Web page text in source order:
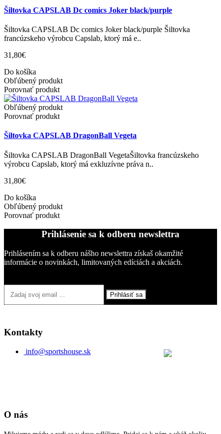
Šiltovka CAPSLAB Dc comics Joker black/purple
Šiltovka CAPSLAB Dc comics Joker black/purple Šiltovka
francúzskeho výrobcu Capslab, ktorý má e..
31,80€
Do košíka
Obľúbený produkt
Porovnať produkt
Obľúbený produkt
Porovnať produkt
Šiltovka CAPSLAB DragonBall Vegeta
Šiltovka CAPSLAB DragonBall VegetaŠiltovka francúzskeho
výrobcu Capslab, ktorý má exkluzívne práva n..
31,80€
Do košíka
Obľúbený produkt
Porovnať produkt
Prihlásenie sa k odberu newslettra
Prihlásením sa k odberu nášho newslettra získaš okamžité
informácie o novinkách, limitovaných edíciách a akciách.
Prihlásiť sa
Kontakty
info@sportshouse.sk
O nás